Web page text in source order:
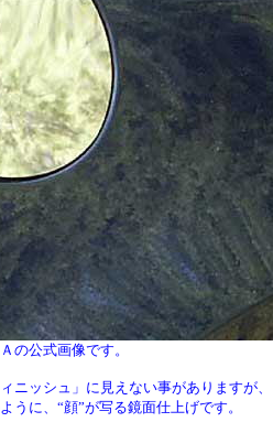
の公式画像です。
ニッシュ」に見えない事がありますが、
うに、“顔”が写る鏡面仕上げです。
レス・
タム_グリル・コマンダー_クローム/ス
ヨタ：
テンレス_パーツ・ＦＪ_クルーザー_ク
ツ・
テンレス_パーツ・bB_クローム/ステ
ー_
パーツ・ハイランダー_クローム/ステン
ローム/
パーツ・ヴィッツ_クローム/ステンレ
ローム/
セコイヤ_クローム/ステンレス_パーツ
ンレス_
・ＲＸ３５０_クローム/ステンレス_パ
Ｘ５７０_クローム
ローム/ステンレス・ＬＳ４６０_クロ
ム/ステンレス・
ーム/ステンレス_パーツ・タホ_クロ
・トレイルブレーザー_クローム/ステ
/ステンレス_